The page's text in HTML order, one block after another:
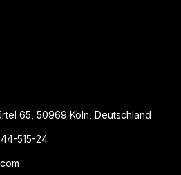
65, 50969 Köln, Deutschland
515-24